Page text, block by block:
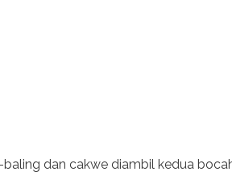
dan cakwe diambil kedua